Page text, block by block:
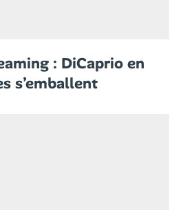
: DiCaprio en
s’emballent